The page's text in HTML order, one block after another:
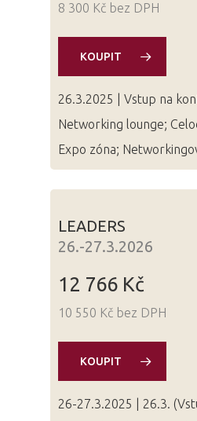
8 300 Kč bez DPH
KOUPIT
26.3.2025 | Vstup na
Networking lounge;
Expo zóna;
LEADERS
26.-27.3.2026
12 766 Kč
10 550 Kč bez DPH
KOUPIT
26-27.3.2025 | 26.3.